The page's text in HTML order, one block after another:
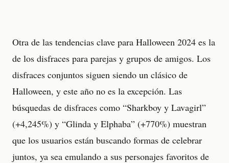
Otra de las tendencias clave para Halloween 2024 es la
de los disfraces para parejas y grupos de amigos. Los
disfraces conjuntos siguen siendo un clásico de
Halloween, y este año no es la excepción. Las
búsquedas de disfraces como “Sharkboy y Lavagirl”
(+4,245%) y “Glinda y Elphaba” (+770%) muestran
que los usuarios están buscando formas de celebrar
juntos, ya sea emulando a sus personajes favoritos de